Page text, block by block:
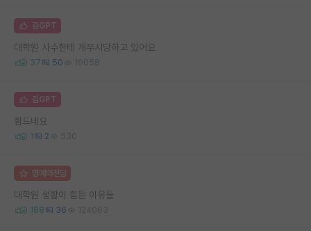
김GPT
대학원 사수한테 개무시당하고 있어요
37 50 19058
김GPT
힘드네요
1 2 530
명예의전당
대학원 생활이 힘든 이유들
188 36 124063